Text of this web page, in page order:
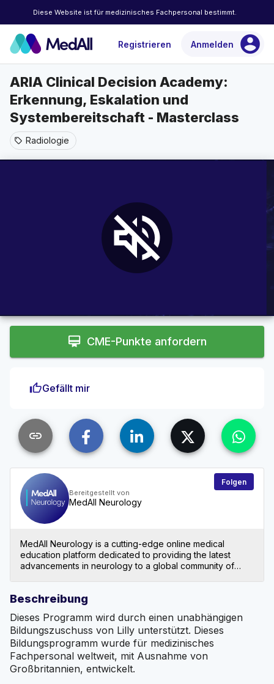
Diese Website ist für medizinisches Fachpersonal bestimmt.
Registrieren Anmelden account_circle
ARIA Clinical Decision Academy:
Erkennung, Eskalation und
Systembereitschaft - Masterclass
sell Radiologie
1.51%
Rate
volume_off
card_membership CME-Punkte anfordern
thumb_upGefällt mir
link
Bereitgestellt von
MedAll Neurology
Folgen
MedAll Neurology is a cutting-edge online medical
education platform dedicated to providing the latest
advancements in neurology to a global community of
interactive discussions on essential topics such as
epilepsy, and advances in neurological treatments. With
contributions from renowned neurologists, MedAll
Neurology ensures healthcare professionals stay at the
forefront of neurological care, enhancing patient
outcomes and promoting innovative approaches in
neurology worldwide.
Beschreibung
Dieses Programm wird durch einen unabhängigen
Bildungszuschuss von Lilly unterstützt. Dieses
Bildungsprogramm wurde für medizinisches
Fachpersonal weltweit, mit Ausnahme von
Großbritannien, entwickelt.